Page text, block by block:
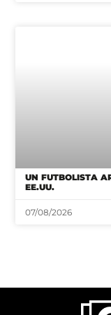
UN FUTBOLISTA
EE.UU.
07/08/2026